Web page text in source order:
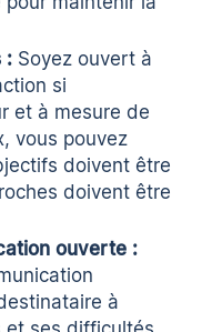
: Soyez ouvert à
si
et à mesure de
vous pouvez
doivent être
doivent être
ouverte :
à